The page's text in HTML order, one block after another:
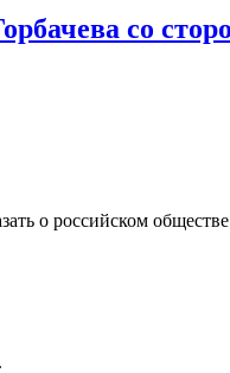
со
о российском